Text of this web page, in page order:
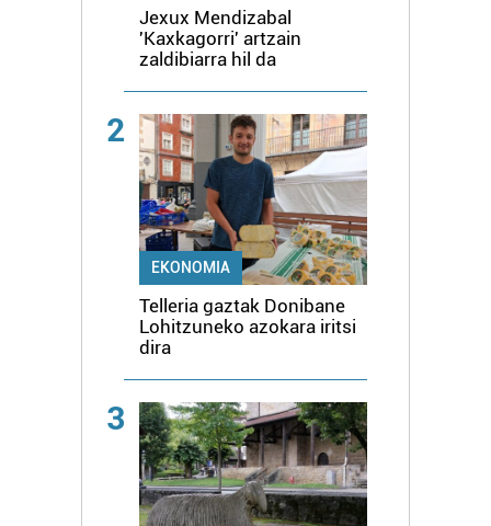
Jexux Mendizabal
'Kaxkagorri' artzain
zaldibiarra hil da
2
EKONOMIA
Telleria gaztak Donibane
Lohitzuneko azokara iritsi
dira
3